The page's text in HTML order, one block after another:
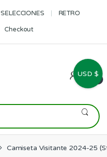
SELECCIONES RETRO
Checkout
0
Camiseta Visitante 2024-25
USD $